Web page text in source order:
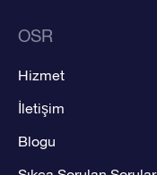
OSR
Hizmet
İletişim
Blogu